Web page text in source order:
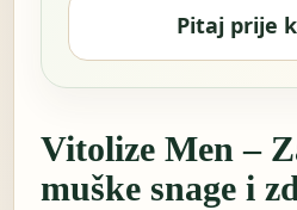
Pitaj prije
Vitolize Men –
muške snage i